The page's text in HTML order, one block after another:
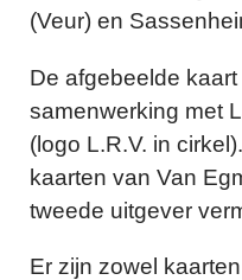
(Veur) en
De afgebeelde
samenwerking met
(logo L.R.V. in
kaarten van Van
tweede uitgever
Er zijn zowel